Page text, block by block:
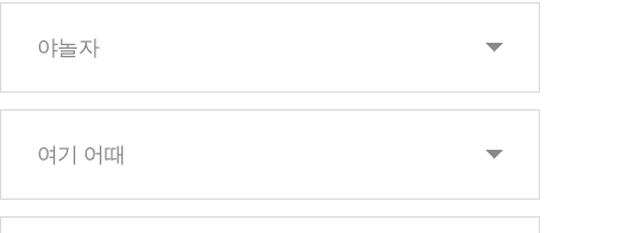
야놀자
여기 어때